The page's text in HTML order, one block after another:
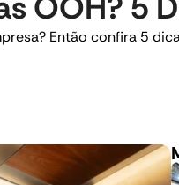
Então confira 5